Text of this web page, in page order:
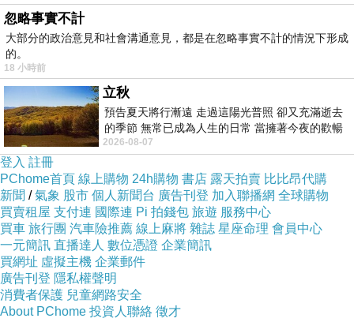
商品訊息簡述 :
@南屯手機王@ APPLE I PAD MINI4 16G 4G版
(宅配免運費)
商品網址:http://pinkrose.info/redirect.php?
k=17f578e5df92f5f03c696700b484d3a8&uid1
=&uid2=&uid3=&uid4=&uid5=
17LIFETECO東元-14吋DC直流馬達立扇
(XA1471VD)
忽略事實不計
大部分的政治意見和社會溝通意見，都是在忽略事實不計的情況下形成
的。
18 小時前
立秋
預告夏天將行漸遠 走過這陽光普照 卻又充滿逝去
的季節 無常已成為人生的日常 當擁著今夜的歡暢
舒心 轉眼驟成昨日 而明晨 太陽
2026-08-07
登入 註冊
PChome首頁 線上購物 24h購物 書店 露天拍賣 比比昂代購
新聞 /氣象 股市 個人新聞台 廣告刊登 加入聯播網 全球購物
買賣租屋 支付連 國際連 Pi 拍錢包 旅遊 服務中心
買車 旅行團 汽車險推薦 線上麻將 雜誌 星座命理 會員中心
一元簡訊 直播達人 數位憑證 企業簡訊
買網址 虛擬主機 企業郵件
廣告刊登 隱私權聲明
消費者保護 兒童網路安全
About PChome 投資人聯絡 徵才